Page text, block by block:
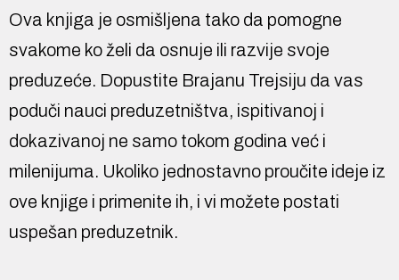
Ova knjiga je osmišljena tako da pomogne
svakome ko želi da osnuje ili razvije svoje
preduzeće. Dopustite Brajanu Trejsiju da vas
poduči nauci preduzetništva, ispitivanoj i
dokazivanoj ne samo tokom godina već i
milenijuma. Ukoliko jednostavno proučite ideje iz
ove knjige i primenite ih, i vi možete postati
uspešan preduzetnik.